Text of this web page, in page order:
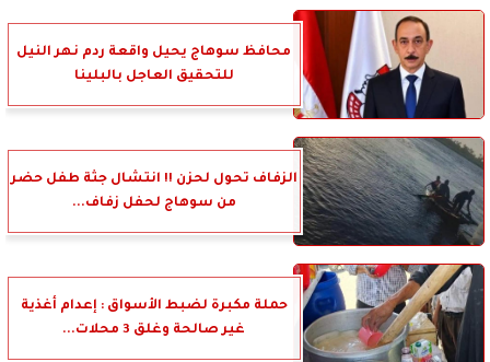
محافظ سوهاج يحيل واقعة ردم نهر النيل
للتحقيق العاجل بالبلينا
الزفاف تحول لحزن !! انتشال جثة طفل حضر
من سوهاج لحفل زفاف...
حملة مكبرة لضبط الأسواق : إعدام أغذية
غير صالحة وغلق 3 محلات...